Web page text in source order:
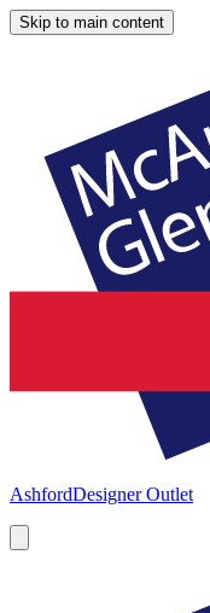
Skip to main content
AshfordDesigner Outlet